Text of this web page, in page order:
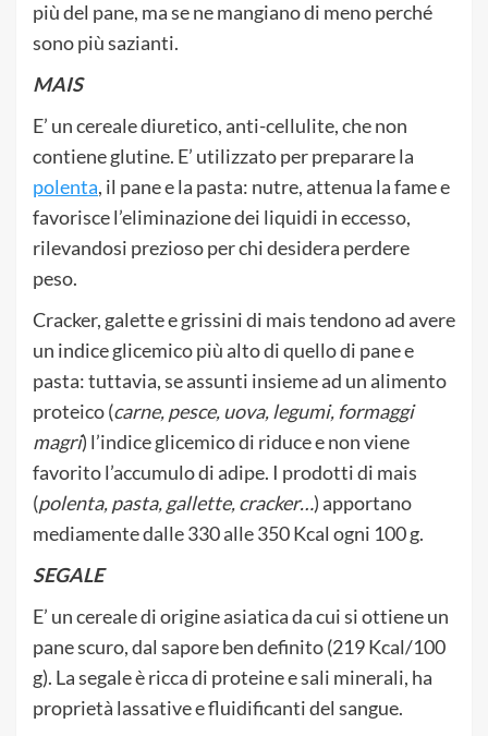
più del pane, ma se ne mangiano di meno perché
sono più sazianti.
MAIS
E’ un cereale diuretico, anti-cellulite, che non
contiene glutine. E’ utilizzato per preparare la
polenta, il pane e la pasta: nutre, attenua la fame e
favorisce l’eliminazione dei liquidi in eccesso,
rilevandosi prezioso per chi desidera perdere
peso.
Cracker, galette e grissini di mais tendono ad avere
un indice glicemico più alto di quello di pane e
pasta: tuttavia, se assunti insieme ad un alimento
proteico (carne, pesce, uova, legumi, formaggi
magri) l’indice glicemico di riduce e non viene
favorito l’accumulo di adipe. I prodotti di mais
(polenta, pasta, gallette, cracker…) apportano
mediamente dalle 330 alle 350 Kcal ogni 100 g.
SEGALE
E’ un cereale di origine asiatica da cui si ottiene un
pane scuro, dal sapore ben definito (219 Kcal/100
g). La segale è ricca di proteine e sali minerali, ha
proprietà lassative e fluidificanti del sangue.